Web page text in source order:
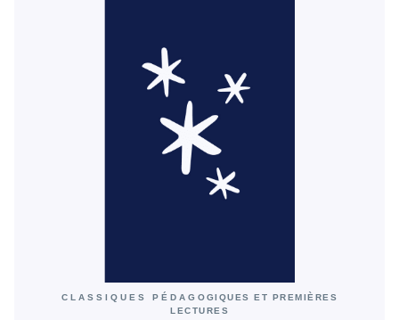
CLASSIQUES PÉDAGOGIQUES ET PREMIÈRES
LECTURES